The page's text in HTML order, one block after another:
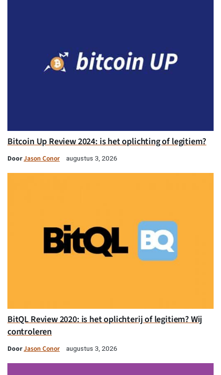
Bitcoin Up Review 2024: is het oplichting of legitiem?
DoorJason Conor augustus 3, 2026
BitQL Review 2020: is het oplichterij of legitiem? Wij
controleren
DoorJason Conor augustus 3, 2026